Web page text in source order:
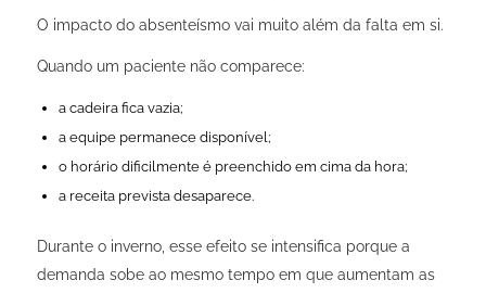
O impacto do absenteísmo vai muito além da falta em si.
Quando um paciente não comparece:
a cadeira fica vazia;
a equipe permanece disponível;
o horário dificilmente é preenchido em cima da hora;
a receita prevista desaparece.
Durante o inverno, esse efeito se intensifica porque a
demanda sobe ao mesmo tempo em que aumentam as